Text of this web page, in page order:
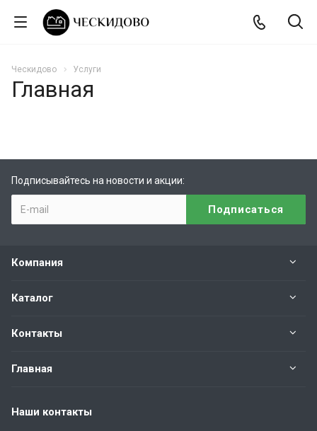
Ческидово Услуги
Главная
Подписывайтесь на новости и акции:
Компания
Каталог
Контакты
Главная
Наши контакты